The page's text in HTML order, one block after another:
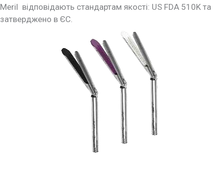
Meril відповідають стандартам якості: US FDA 510K та
затверджено в ЄС.